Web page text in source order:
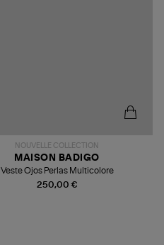
NOUVELLE COLLECTION
250,00 €
MAISON BADIGO
Veste Ojos Perlas Multicolore